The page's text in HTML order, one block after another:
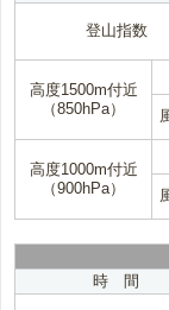
登山指数
高度1500m付近
（850hPa）
高度1000m付近
（900hPa）
時 間